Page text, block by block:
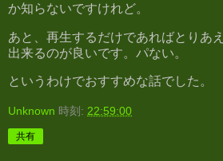
か知らないですけれど。
あと、再生するだけであればとりあ
出来るのが良いです。パない。
というわけでおすすめな話でした。
Unknown 時刻: 22:59:00
共有